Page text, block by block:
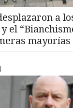
a
el
mayorías